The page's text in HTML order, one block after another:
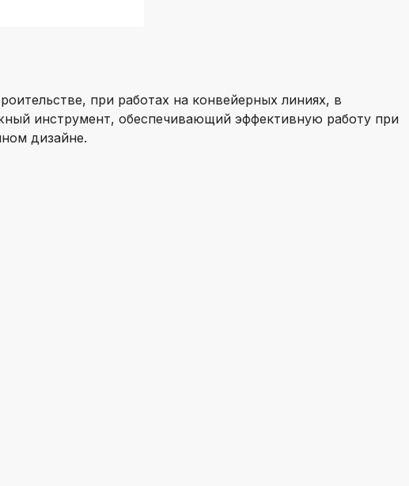
при работах на конвейерных линиях, в
инструмент, обеспечивающий эффективную работу при
дизайне.